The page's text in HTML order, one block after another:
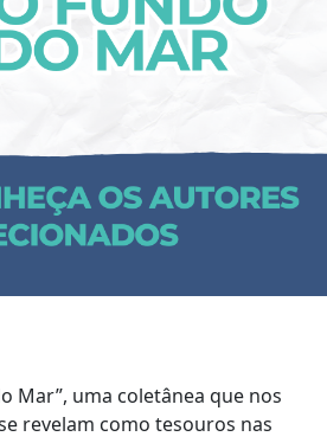
Mar”, uma coletânea que nos
revelam como tesouros nas